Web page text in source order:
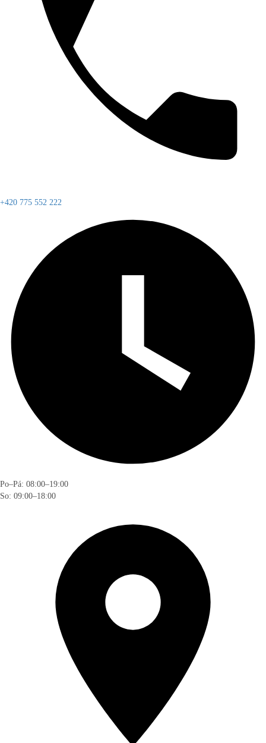
+420 775 552 222
Po–Pá: 08:00–19:00
So: 09:00–18:00